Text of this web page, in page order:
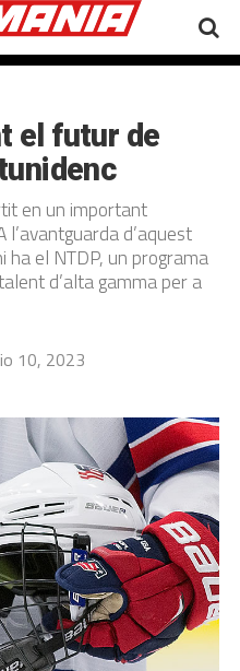
el futur de
en un important
d’aquest
el NTDP, un programa
d’alta gamma per a
10, 2023